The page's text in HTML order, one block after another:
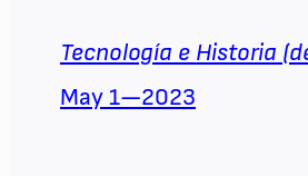
Tecnología e Historia
May 1—2023